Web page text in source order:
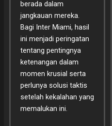
berada dalam
jangkauan mereka.
Bagi Inter Miami, hasil
ini menjadi peringatan
tentang pentingnya
ketenangan dalam
momen krusial serta
perlunya solusi taktis
setelah kekalahan yang
memalukan ini.